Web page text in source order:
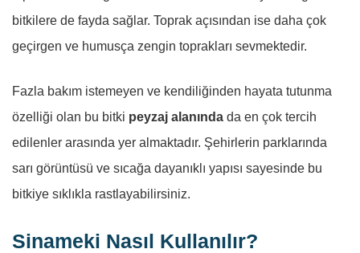
bitkilere de fayda sağlar. Toprak açısından ise daha çok
geçirgen ve humusça zengin toprakları sevmektedir.
Fazla bakım istemeyen ve kendiliğinden hayata tutunma
özelliği olan bu bitki peyzaj alanında da en çok tercih
edilenler arasında yer almaktadır. Şehirlerin parklarında
sarı görüntüsü ve sıcağa dayanıklı yapısı sayesinde bu
bitkiye sıklıkla rastlayabilirsiniz.
Sinameki Nasıl Kullanılır?